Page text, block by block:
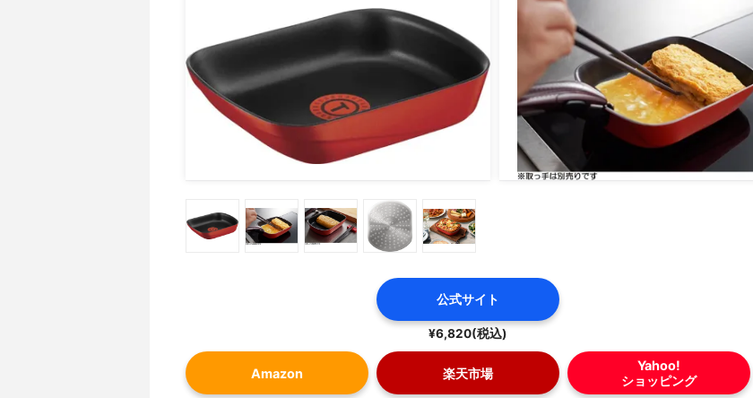
公式サイト
¥6,820(税込)
Amazon 楽天市場
Yahoo!
ショッピング